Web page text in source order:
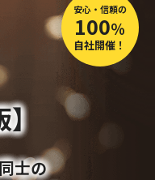
士の
安心・信頼の
100％
自社開催！